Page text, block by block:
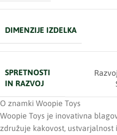
DIMENZIJE IZDELKA
SPRETNOSTI
IN RAZVOJ
O znamki Woopie Toys
Woopie Toys je inovativna
združuje kakovost, ustvarjalnost